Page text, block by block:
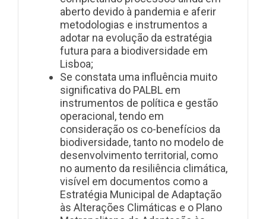
aberto devido à pandemia e aferir
metodologias e instrumentos a
adotar na evolução da estratégia
futura para a biodiversidade em
Lisboa;
Se constata uma influência muito
significativa do PALBL em
instrumentos de política e gestão
operacional, tendo em
consideração os co-benefícios da
biodiversidade, tanto no modelo de
desenvolvimento territorial, como
no aumento da resiliência climática,
visível em documentos como a
Estratégia Municipal de Adaptação
às Alterações Climáticas e o Plano